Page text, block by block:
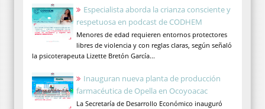
Especialista aborda la crianza consciente y
respetuosa en podcast de CODHEM
Menores de edad requieren entornos protectores
libres de violencia y con reglas claras, según señaló
la psicoterapeuta Lizette Bretón García...
Inauguran nueva planta de producción
farmacéutica de Opella en Ocoyoacac
La Secretaría de Desarrollo Económico inauguró